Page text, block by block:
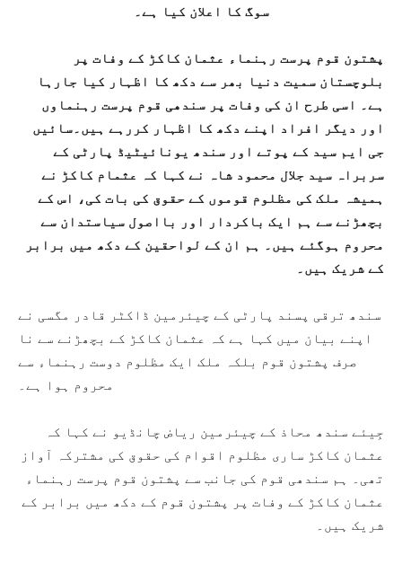
سوگ کا اعلان کیا ہے۔
پشتون قوم پرست رہنماء عثمان کاکڑ کے وفات پر
بلوچستان سمیت دنیا بھر سے دکھ کا اظہار کیا جارہا
ہے۔ اسی طرح ان کی وفات پر سندھی قوم پرست رہنماوں
اور دیگر افراد اپنے دکھ کا اظہار کررہے ہیں۔سائیں
جی ایم سید کے پوتے اور سندھ یونائیٹیڈ پارٹی کے
سربراہ سید جلال محمود شاہ نے کہا کہ عثمام کاکڑ نے
ہمیشہ ملک کی مظلوم قوموں کے حقوق کی بات کی، اس کے
بچھڑنے سے ہم ایک باکردار اور بااصول سیاستدان سے
محروم ہوگئے ہیں۔ ہم ان کے لواحقین کے دکھ میں برابر
کے شریک ہیں۔
سندھ ترقی پسند پارٹی کے چیئرمین ڈاکٹر قادر مگسی نے
اپنے بیان میں کہا ہے کہ عثمان کاکڑ کے بچھڑنے سے نا
صرف پشتون قوم بلکہ ملک ایک مظلوم دوست رہنماء سے
محروم ہوا ہے۔
جِیئے سندھ محاذ کے چیئرمین ریاض چانڈیو نے کہا کہ
عثمان کاکڑ ساری مظلوم اقوام کی حقوق کی مشترکہ آواز
تھی۔ ہم سندھی قوم کی جانب سے پشتون قوم پرست رہنماء
عثمان کاکڑ کے وفات پر پشتون قوم کے دکھ میں برابر کے
شریک ہیں۔